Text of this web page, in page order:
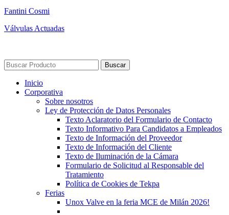
Fantini Cosmi
Válvulas Actuadas
Buscar
Inicio
Corporativa
Sobre nosotros
Ley de Protección de Datos Personales
Texto Aclaratorio del Formulario de Contacto
Texto Informativo Para Candidatos a Empleados
Texto de Información del Proveedor
Texto de Información del Cliente
Texto de Iluminación de la Cámara
Formulario de Solicitud al Responsable del
Tratamiento
Política de Cookies de Tekpa
Ferias
Unox Valve en la feria MCE de Milán 2026!